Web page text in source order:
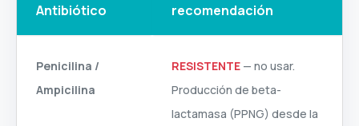
Antibiótico
recomendación
Penicilina /
Ampicilina
RESISTENTE — no usar.
Producción de beta-
lactamasa (PPNG) desde la